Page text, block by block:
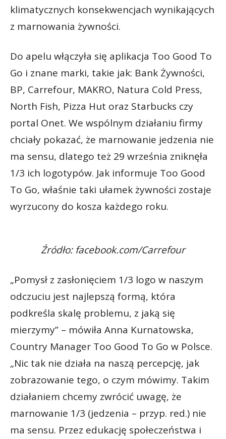
klimatycznych konsekwencjach wynikających
z marnowania żywności.
Do apelu włączyła się aplikacja Too Good To
Go i znane marki, takie jak: Bank Żywności,
BP, Carrefour, MAKRO, Natura Cold Press,
North Fish, Pizza Hut oraz Starbucks czy
portal Onet. We wspólnym działaniu firmy
chciały pokazać, że marnowanie jedzenia nie
ma sensu, dlatego też 29 września zniknęła
1/3 ich logotypów. Jak informuje Too Good
To Go, właśnie taki ułamek żywności zostaje
wyrzucony do kosza każdego roku.
Źródło: facebook.com/Carrefour
„Pomysł z zasłonięciem 1/3 logo w naszym
odczuciu jest najlepszą formą, która
podkreśla skalę problemu, z jaką się
mierzymy” – mówiła Anna Kurnatowska,
Country Manager Too Good To Go w Polsce.
„Nic tak nie działa na naszą percepcję, jak
zobrazowanie tego, o czym mówimy. Takim
działaniem chcemy zwrócić uwagę, że
marnowanie 1/3 (jedzenia – przyp. red.) nie
ma sensu. Przez edukację społeczeństwa i